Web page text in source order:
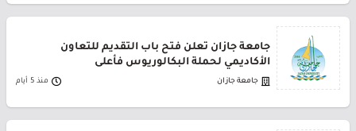
جامعة جازان تعلن فتح باب التقديم للتعاون
الأكاديمي لحملة البكالوريوس فأعلى
جامعة جازان منذ 5 أيام